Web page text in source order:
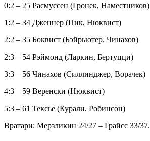
0:2 – 25 Расмуссен (Гронек, Наместников)
1:2 – 34 Дженнер (Пик, Нюквист)
2:2 – 35 Боквист (Бэйрьютер, Чинахов)
2:3 – 54 Рэймонд (Ларкин, Бертуцци)
3:3 – 56 Чинахов (Силлинджер, Ворачек)
4:3 – 59 Веренски (Нюквист)
5:3 – 61 Тексье (Курали, Робинсон)
Вратари: Мерзликин 24/27 – Грайсс 33/37.